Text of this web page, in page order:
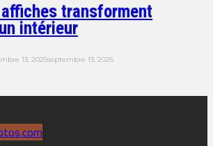
transforment
intérieur
13, 2025septembre 13, 2025